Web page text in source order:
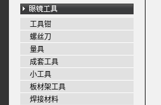
工具钳
螺丝刀
量具
成套工具
小工具
板材架工具
焊接材料